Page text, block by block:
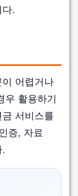
.
이 어렵거나
우 활용하기
서비스를
증, 자료